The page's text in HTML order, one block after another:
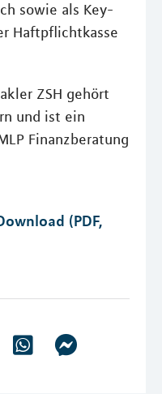
sowie als Key-
Haftpflichtkasse
ZSH gehört
und ist ein
Finanzberatung
(PDF,